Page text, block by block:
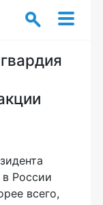
России
всего,